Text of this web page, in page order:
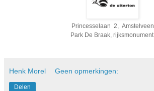
Princesselaan 2, Amstelveen
Park De Braak, rijksmonument
Henk Morel Geen opmerkingen:
Delen